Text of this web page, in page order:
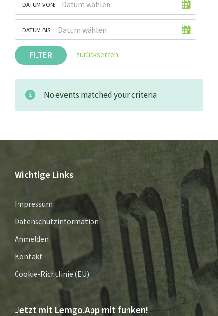
DATUM VON:
DATUM BIS:
FILTER zurücksetzen
No events matched your criteria
Wichtige Links
Impressum
Datenschutzinformation
Anmelden
Kontakt
Cookie-Richtlinie (EU)
Jetzt mit Lemgo.App mit funken!